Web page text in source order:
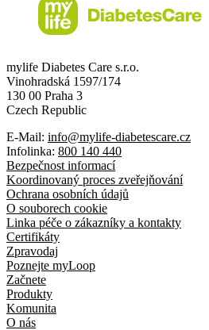
mylife Diabetes Care s.r.o.
Vinohradská 1597/174
130 00 Praha 3
Czech Republic
E-Mail: info@mylife-diabetescare.cz
Infolinka: 800 140 440
Bezpečnost informací
Koordinovaný proces zveřejňování
Ochrana osobních údajů
O souborech cookie
Linka péče o zákazníky a kontakty
Certifikáty
Zpravodaj
Poznejte myLoop
Začnete
Produkty
Komunita
O nás